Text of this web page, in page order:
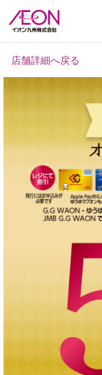
店舗詳細へ戻る